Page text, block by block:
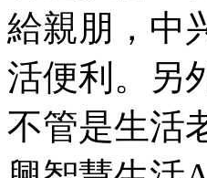
給親朋，中
活便利。另
不管是生活